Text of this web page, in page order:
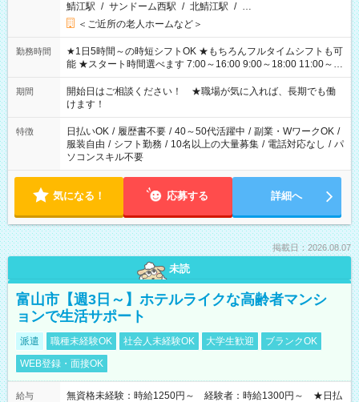
鯖江駅 / サンドーム西駅 / 北鯖江駅 / …
＜ご近所の老人ホームなど＞
勤務時間
★1日5時間～の時短シフトOK ★もちろんフルタイムシフトも可
能 ★スタート時間選べます 7:00～16:00 9:00～18:00 11:00～
20:00 など 残業なし！ ※Wワークの場合、他のお仕事と合わせ
週40時間超の就業はご案内できません ※法令に基づき、週20時
間以上勤務は社会保険への加入対象となります ※労働者派遣法
（日雇い派遣の原則禁止）により、短時間・短期間の就業はご
案内が難しい場合があります
期間
開始日はご相談ください！ ★職場が気に入れば、長期でも働
けます！
特徴 日払いOK / 履歴書不要 / 40～50代活躍中 / 副業・WワークOK /
服装自由 / シフト勤務 / 10名以上の大量募集 / 電話対応なし / パ
ソコンスキル不要
気になる！ 応募する 詳細へ
掲載日：2026.08.07
未読
富山市【週3日～】ホテルライクな高齢者マンシ
ョンで生活サポート
派遣 職種未経験OK 社会人未経験OK 大学生歓迎
ブランクOK
WEB登録・面接OK
給与
無資格未経験：時給1250円～ 経験者：時給1300円～ ★日払